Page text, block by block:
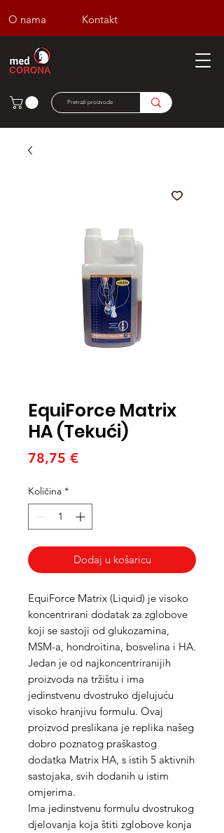
O nama Kontakt
EquiForce Matrix
HA (Tekući)
78,75 €Cijena
Količina *
Dodaj u košaricu
EquiForce Matrix (Liquid) je visoko
koncentrirani dodatak za zglobove
koji se sastoji od glukozamina,
MSM-a, hondroitina, bosvelina i HA.
Jedan je od najkoncentriranijih
proizvoda na tržištu i ima
jedinstvenu dvostruko djelujuću
visoko hranjivu formulu. Ovaj
proizvod preslikana je replika našeg
dobro poznatog praškastog
dodatka Matrix HA, s istih 5 aktivnih
sastojaka, svih dodanih u istim
omjerima.
Ima jedinstvenu formulu dvostrukog
djelovanja koja štiti zglobove konja